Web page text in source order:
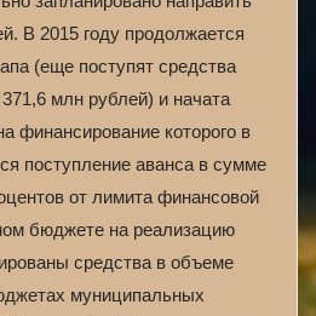
В 2015 году продолжается
(еще поступят средства
млн рублей) и начата
финансирование которого в
поступление аванса в сумме
от лимита финансовой
бюджете на реализацию
средства в объеме
муниципальных